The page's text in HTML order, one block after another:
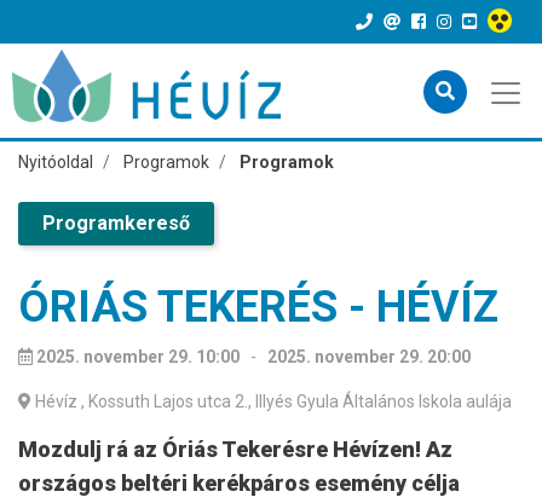
Nyitóoldal Programok Programok
Programkereső
ÓRIÁS TEKERÉS - HÉVÍZ
2025. november 29. 10:00 - 2025. november 29. 20:00
Hévíz , Kossuth Lajos utca 2., Illyés Gyula Általános Iskola aulája
Mozdulj rá az Óriás Tekerésre Hévízen! Az
országos beltéri kerékpáros esemény célja